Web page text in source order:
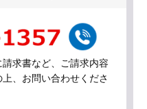
求書など、ご請求内容
、お問い合わせくださ